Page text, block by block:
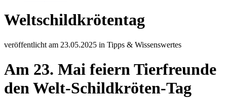
Weltschildkrötentag
veröffentlicht am 23.05.2025 in Tipps & Wissenswertes
Am 23. Mai feiern Tierfreunde
den Welt-Schildkröten-Tag